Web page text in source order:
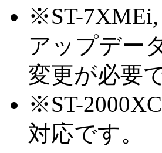
※ST-
アップデー
変更が必要
※ST-
対応です。